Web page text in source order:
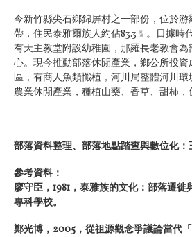
今新竹縣尖石鄉錦屏村之一部份，位於
帶，住民泰雅爾族人約佔83.3﹪。日據時
有天主教堂附設幼稚園，那羅長老教會為
心。現今推動部落休閒產業，鄉公所投
區，有商人魚類懺植，河川局整體河川
農業休閒產業，種植山藥、香草、甜柿
部落資料整理、部落地點踏查與數位化：
參考資料：
廖守臣，1981，泰雅族的文化：部落遷徙
專科學校。
鄭光博，2005，從祖源觀念爭議論當代